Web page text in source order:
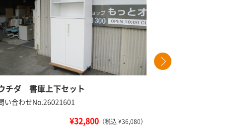
チダ 書庫上下セット
い合わせNo.26021601
¥32,800 （税込 ¥36,080）